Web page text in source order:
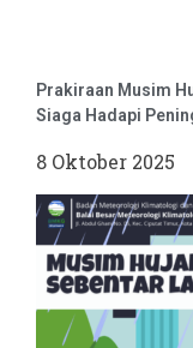
Prakiraan Musim
Siaga Hadapi
8 Oktober 2025